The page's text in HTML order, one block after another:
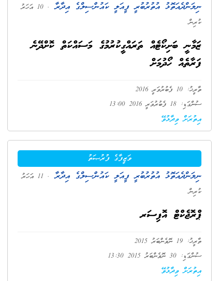
ނިލަންދެއަތޮޅު އުތުރުބުރީ ފީއަލީ ކައުންސިލްގެ އިދާރާ
. 10 އަހަރު
ކުރިން
ޒަމާނީ ބަށިކޯޓެއް ތަރައްގީކުރުމުގެ މަސައްކަތް ކޮށްދޭނެ
ފަރާތެއް ހޯދުމަށް
ތާރީޚު: 10 ފެބުރުވަރީ 2016
ސުންގަޑި: 18 ފެބުރުވަރީ 2016 13:00
އިތުރަށް ވިދާޅުވޭ
ވަޒީފާގެ ފުރުޞަތު
ނިލަންދެއަތޮޅު އުތުރުބުރީ ފީއަލީ ކައުންސިލްގެ އިދާރާ
. 11 އަހަރު
ކުރިން
ޕްރޮޖެކްޓް އޮފިސަރ
ތާރީޚު: 19 ނޮވެންބަރު 2015
ސުންގަޑި: 30 ނޮވެންބަރު 2015 13:30
އިތުރަށް ވިދާޅުވޭ